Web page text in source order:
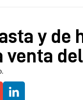
y de
venta